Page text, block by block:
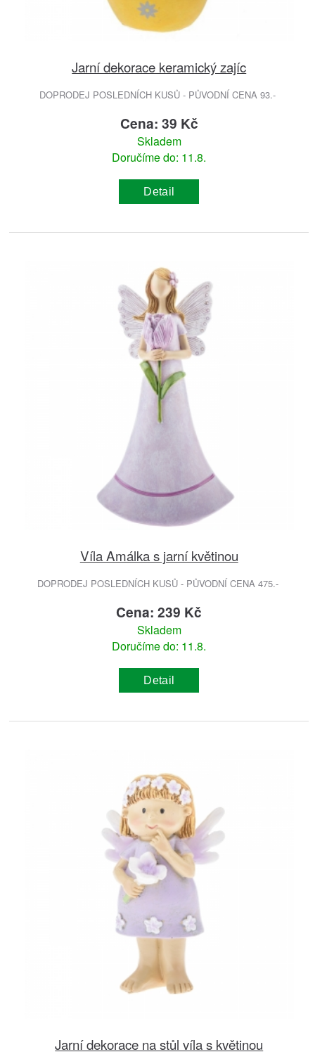
Jarní dekorace keramický zajíc
DOPRODEJ POSLEDNÍCH KUSŮ - PŮVODNÍ CENA 93.-
Cena: 39 Kč
Skladem
Doručíme do: 11.8.
Detail
Víla Amálka s jarní květinou
DOPRODEJ POSLEDNÍCH KUSŮ - PŮVODNÍ CENA 475.-
Cena: 239 Kč
Skladem
Doručíme do: 11.8.
Detail
Jarní dekorace na stůl víla s květinou